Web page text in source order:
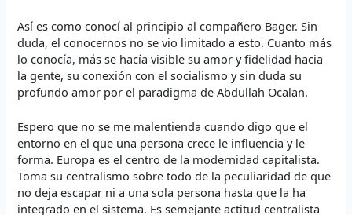
Así es como conocí al principio al compañero Bager. Sin
duda, el conocernos no se vio limitado a esto. Cuanto más
lo conocía, más se hacía visible su amor y fidelidad hacia
la gente, su conexión con el socialismo y sin duda su
profundo amor por el paradigma de Abdullah Öcalan.
Espero que no se me malentienda cuando digo que el
entorno en el que una persona crece le influencia y le
forma. Europa es el centro de la modernidad capitalista.
Toma su centralismo sobre todo de la peculiaridad de que
no deja escapar ni a una sola persona hasta que la ha
integrado en el sistema. Es semejante actitud centralista